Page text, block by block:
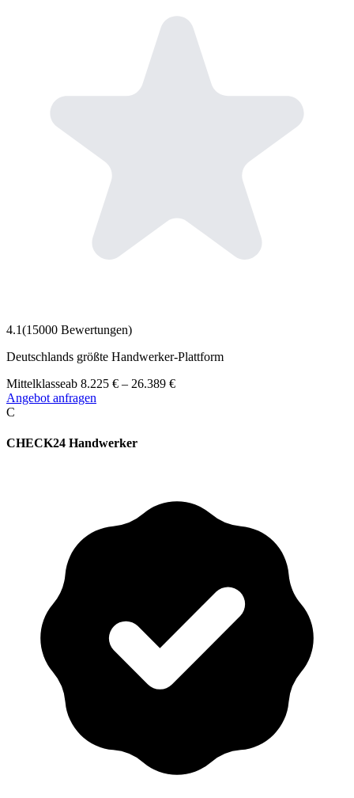
4.1(15000 Bewertungen)
Deutschlands größte Handwerker-Plattform
Mittelklasseab 8.225 € – 26.389 €
Angebot anfragen
C
CHECK24 Handwerker